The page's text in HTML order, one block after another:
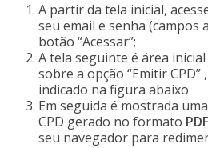
A partir da tela inicial,
seu email e senha (campos
botão “Acessar”;
A tela seguinte é área
sobre a opção “Emitir
indicado na figura abaixo
Em seguida é mostrada
CPD gerado no formato
seu navegador para